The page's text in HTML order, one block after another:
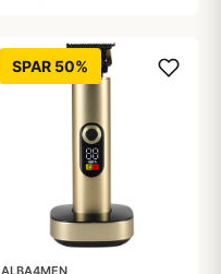
SPAR 50%
ALBA4MEN